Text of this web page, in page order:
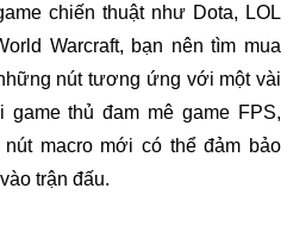
chiến thuật như Dota, LOL
Warcraft, bạn nên tìm mua
nút tương ứng với một vài
game thủ đam mê game FPS,
macro mới có thể đảm bảo
trận đấu.